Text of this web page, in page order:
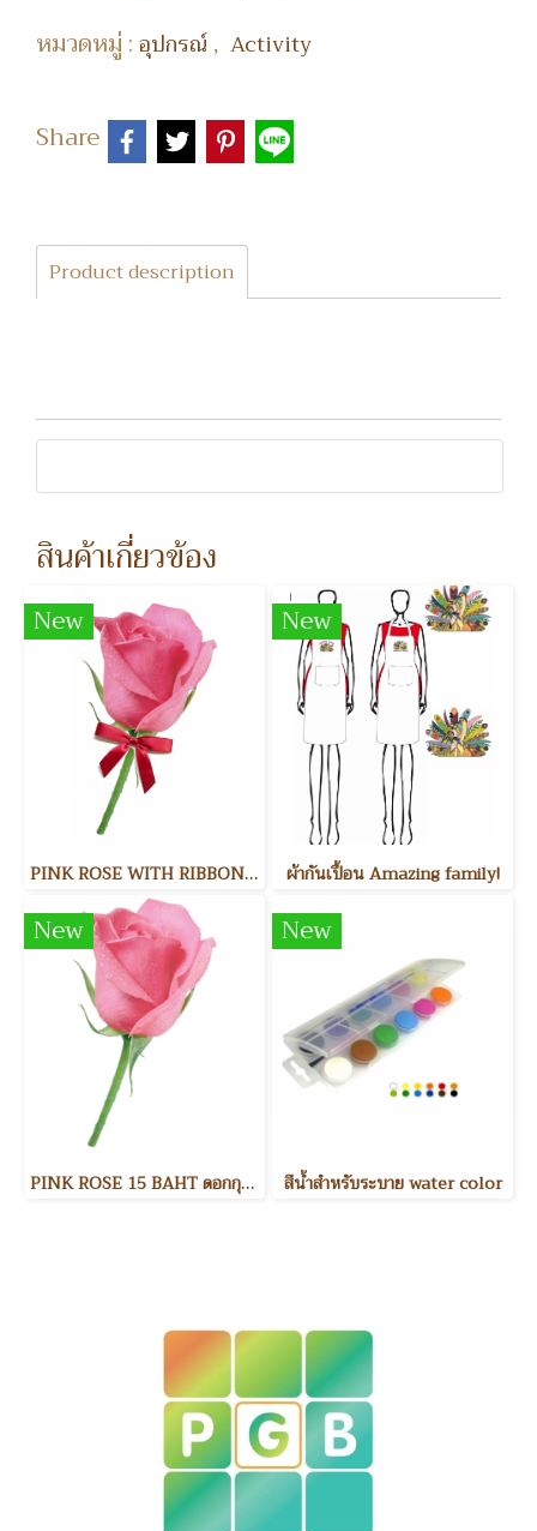
หมวดหมู่ :อุปกรณ์, Activity
Share
Product description
สินค้าเกี่ยวข้อง
New
PINK ROSE WITH RIBBON 20 BAHT ดอกกุหราบพร้อมริบบิ้น
New
ผ้ากันเปื้อน Amazing family!
New
PINK ROSE 15 BAHT ดอกกุหราบ
New
สีน้ำสำหรับระบาย water color